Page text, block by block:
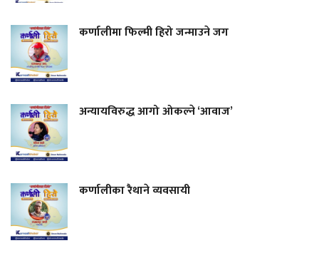
कर्णालीमा फिल्मी हिरो जन्माउने जग
अन्यायविरुद्ध आगो ओकल्ने ‘आवाज’
कर्णालीका रैथाने व्यवसायी